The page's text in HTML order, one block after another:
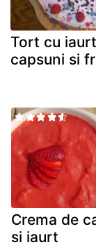
Tort cu
capsuni si
Crema de
si iaurt